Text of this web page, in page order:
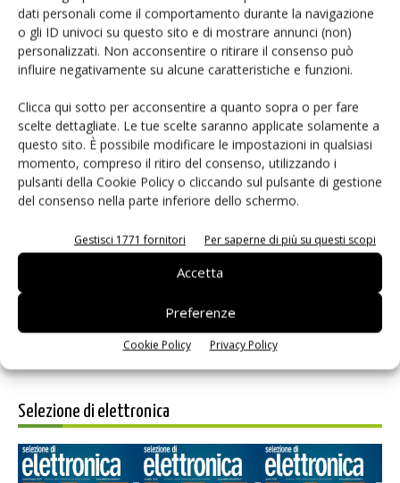
dati personali come il comportamento durante la navigazione
o gli ID univoci su questo sito e di mostrare annunci (non)
personalizzati. Non acconsentire o ritirare il consenso può
influire negativamente su alcune caratteristiche e funzioni.
Clicca qui sotto per acconsentire a quanto sopra o per fare
scelte dettagliate. Le tue scelte saranno applicate solamente a
questo sito. È possibile modificare le impostazioni in qualsiasi
momento, compreso il ritiro del consenso, utilizzando i
pulsanti della Cookie Policy o cliccando sul pulsante di gestione
del consenso nella parte inferiore dello schermo.
Gestisci 1771 fornitori Per saperne di più su questi scopi
Accetta
Preferenze
Cookie Policy Privacy Policy
prossimi commenti.
Selezione di elettronica